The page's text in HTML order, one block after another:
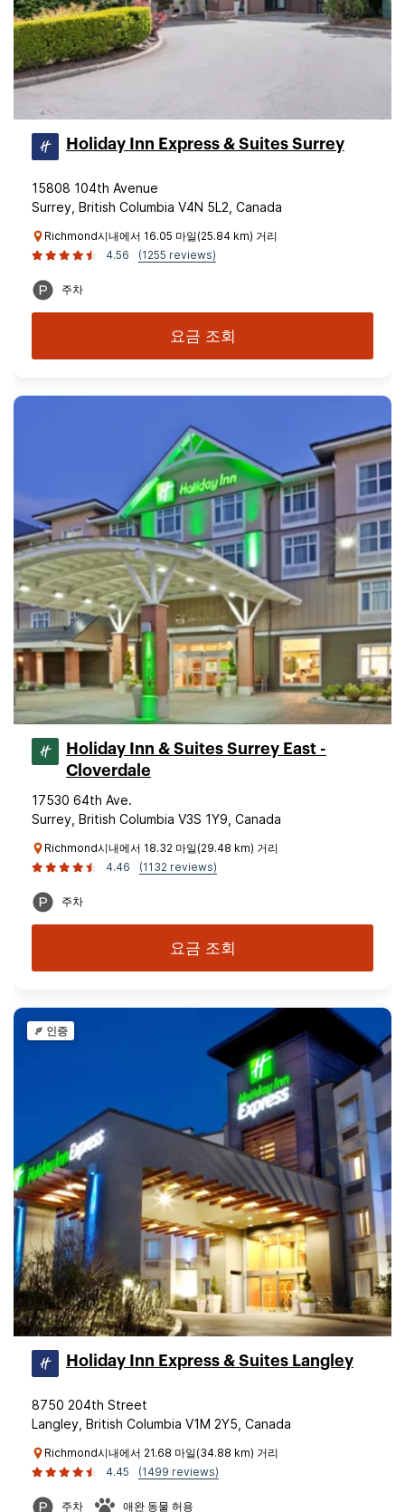
Holiday Inn Express & Suites Surrey
15808 104th Avenue
Surrey, British Columbia V4N 5L2, Canada
Richmond시내에서 16.05 마일(25.84 km) 거리
4.56
(1255 reviews)
주차
요금 조회
Holiday Inn & Suites Surrey East -
Cloverdale
17530 64th Ave.
Surrey, British Columbia V3S 1Y9, Canada
Richmond시내에서 18.32 마일(29.48 km) 거리
4.46
(1132 reviews)
주차
요금 조회
인증
Holiday Inn Express & Suites Langley
8750 204th Street
Langley, British Columbia V1M 2Y5, Canada
Richmond시내에서 21.68 마일(34.88 km) 거리
4.45
(1499 reviews)
주차 애완 동물 허용